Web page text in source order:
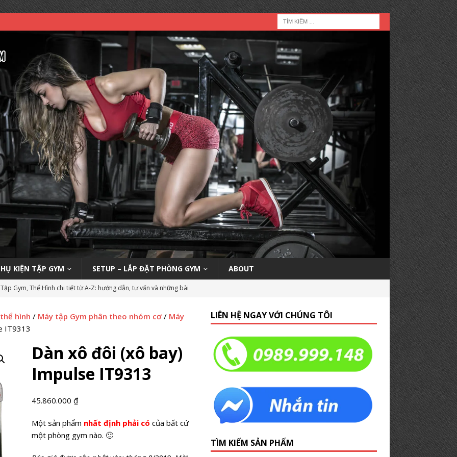
KIỆN TẬP GYM SETUP – LẮP ĐẶT PHÒNG GYM ABOUT
Gym, Thể Hình chi tiết từ A-Z: hướng dẫn, tư vấn và những bài
270 tại phòng gym | Nên hay không nên?
KINH NGHIỆM MỞ
viên Gym (Thể hình – Fitness) tại TP HCM tháng 9/2019
LỚP
Gym Trên Toàn Quốc
dân: Thái Hòa Gym tại Nghệ An
thông: HC Fitness tại TP. Hải Dương
hình / Máy tập Gym phân theo nhóm cơ / Máy
IT9313
Dàn xô đôi (xô bay)
Impulse IT9313
45.860.000 ₫
Một sản phẩm nhất định phải có của bất cứ
một phòng gym nào. 🙂
LIÊN HỆ NGAY VỚI CHÚNG TÔI
TÌM KIẾM SẢN PHẨM